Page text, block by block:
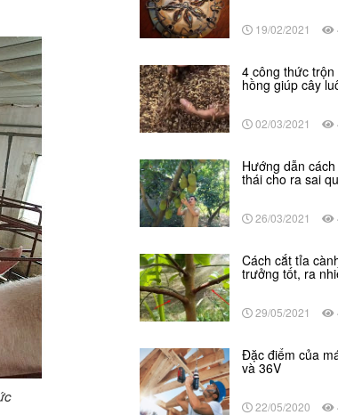
19/02/2021
4 công thức
hồng giúp cây
02/03/2021
Hướng dẫn
thái cho ra sai
26/03/2021
Cách cắt tỉa
trưởng tốt, ra
29/05/2021
Đặc điểm của
và 36V
22/05/2020